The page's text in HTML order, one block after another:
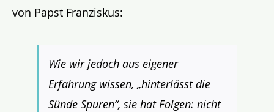
von Papst Franziskus:
Wie wir jedoch aus eigener
Erfahrung wissen, „hinterlässt die
Sünde Spuren“, sie hat Folgen: nicht